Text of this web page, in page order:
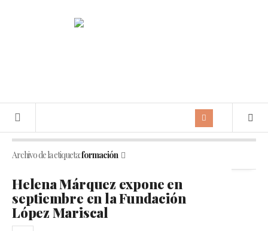
Archivo de la etiqueta:formación
Helena Márquez expone en
septiembre en la Fundación
López Mariscal